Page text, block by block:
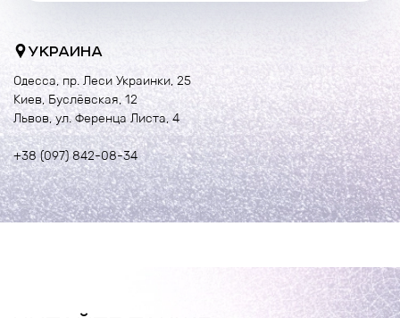
УКРАИНА
Одесса, пр. Леси Украинки, 25
Киев, Буслёвская, 12
Львов, ул. Ференца Листа, 4
+38 (097) 842-08-34